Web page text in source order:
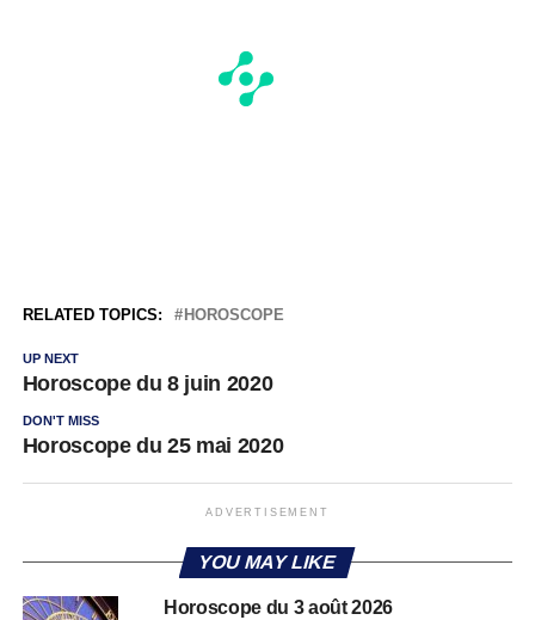
RELATED TOPICS: HOROSCOPE
UP NEXT
Horoscope du 8 juin 2020
DON'T MISS
Horoscope du 25 mai 2020
ADVERTISEMENT
YOU MAY LIKE
Horoscope du 3 août 2026